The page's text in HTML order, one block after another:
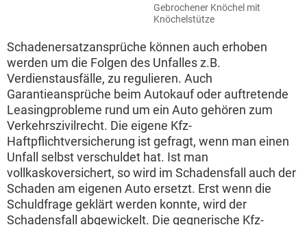
Gebrochener Knöchel mit
Knöchelstütze
Schadenersatzansprüche können auch erhoben
werden um die Folgen des Unfalles z.B.
Verdienstausfälle, zu regulieren. Auch
Garantieansprüche beim Autokauf oder auftretende
Leasingprobleme rund um ein Auto gehören zum
Verkehrszivilrecht. Die eigene Kfz-
Haftpflichtversicherung ist gefragt, wenn man einen
Unfall selbst verschuldet hat. Ist man
vollkaskoversichert, so wird im Schadensfall auch der
Schaden am eigenen Auto ersetzt. Erst wenn die
Schuldfrage geklärt werden konnte, wird der
Schadensfall abgewickelt. Die gegnerische Kfz-